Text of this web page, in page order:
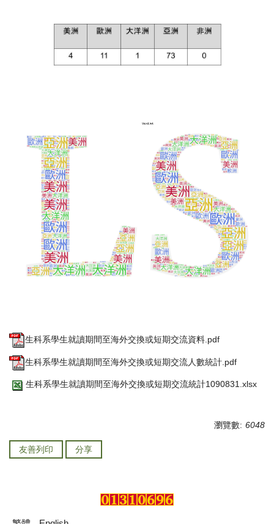
生科系學生就讀期間至海外交換或短期交流資料.pdf
生科系學生就讀期間至海外交換或短期交流人數統計.pdf
生科系學生就讀期間至海外交換或短期交流統計1090831.xlsx
瀏覽數: 6048
友善列印 分享